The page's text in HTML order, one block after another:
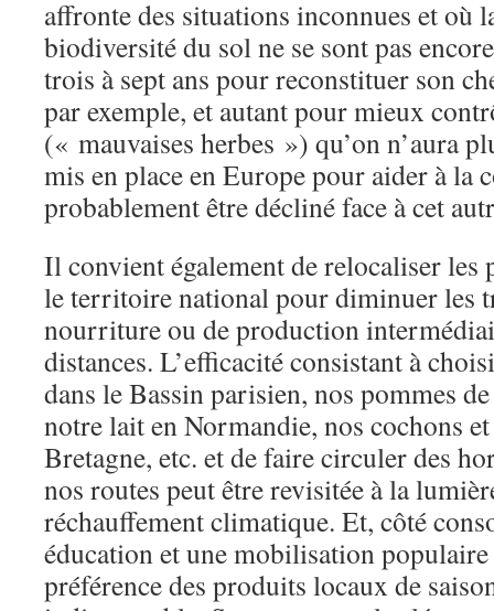
affronte des situations inconnues et où
biodiversité du sol ne se sont pas
trois à sept ans pour reconstituer son
par exemple, et autant pour mieux
(« mauvaises herbes ») qu’on n’aura
mis en place en Europe pour aider à la
probablement être décliné face à cet
Il convient également de relocaliser
le territoire national pour diminuer les
nourriture ou de production
distances. L’efficacité consistant à
dans le Bassin parisien, nos pommes
notre lait en Normandie, nos cochons
Bretagne, etc. et de faire circuler des
nos routes peut être revisitée à la
réchauffement climatique. Et, côté
éducation et une mobilisation
préférence des produits locaux de